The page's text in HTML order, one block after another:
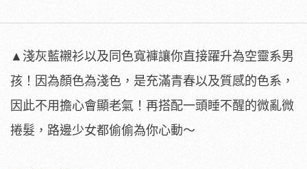
▲淺灰藍襯衫以及同色寬褲讓你直接躍升為空靈系男
孩！因為顏色為淺色，是充滿青春以及質感的色系，
因此不用擔心會顯老氣！再搭配一頭睡不醒的微亂微
捲髮，路邊少女都偷偷為你心動～